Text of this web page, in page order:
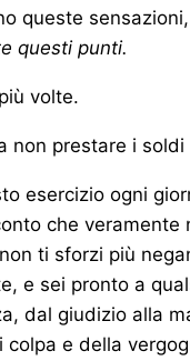
queste sensazioni,
questi punti.
volte.
esercizio ogni
che veramente
ti sforzi più
e sei pronto a
dal giudizio alla
colpa e della